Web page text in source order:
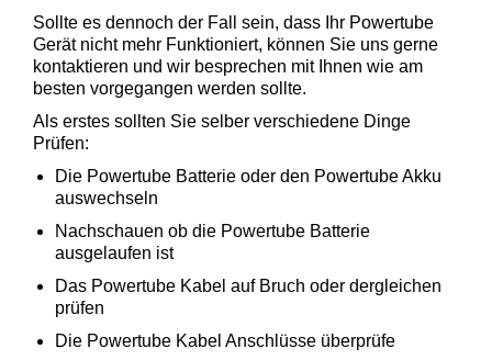
Sollte es dennoch der Fall sein, dass Ihr Powertube
Gerät nicht mehr Funktioniert, können Sie uns gerne
kontaktieren und wir besprechen mit Ihnen wie am
besten vorgegangen werden sollte.
Als erstes sollten Sie selber verschiedene Dinge
Prüfen:
Die Powertube Batterie oder den Powertube Akku
auswechseln
Nachschauen ob die Powertube Batterie
ausgelaufen ist
Das Powertube Kabel auf Bruch oder dergleichen
prüfen
Die Powertube Kabel Anschlüsse überprüfe